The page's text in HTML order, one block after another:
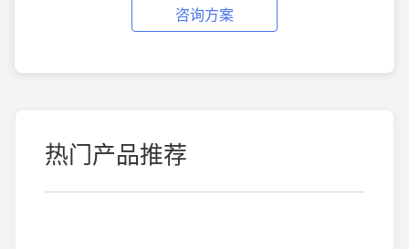
咨询方案
热门产品推荐